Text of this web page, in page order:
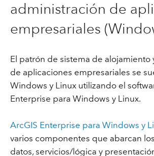
administración de
empresariales
El patrón de sistema de alojamiento
de aplicaciones empresariales se
Windows y Linux utilizando el
Enterprise para Windows y Linux.
ArcGIS Enterprise para Windows y
varios componentes que abarcan
datos, servicios/lógica y